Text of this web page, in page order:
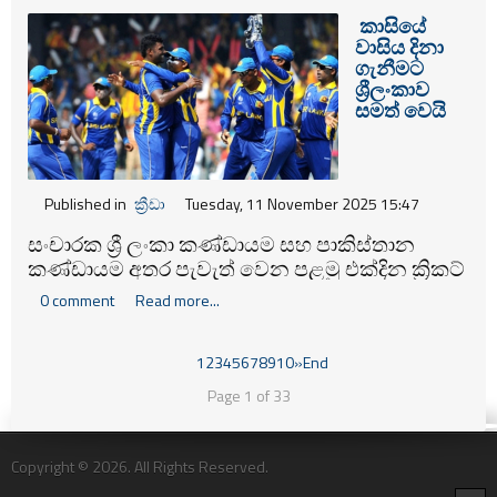
පැවැත්වීමට නියමිත බව වාර්තා වේ. කාසියේ
වාසිය දිනා
ගැනීමට
ශ්‍රීලංකාව
සමත් වෙයි
Published in ක්‍රීඩා Tuesday, 11 November 2025 15:47
සංචාරක ශ්‍රී ලංකා කණ්ඩායම සහ පාකිස්තාන
කණ්ඩායම අතර පැවැත් වෙන පළමු එක්දින ක්‍රිකට්
තරගයේ කාසියේ වාසිය දිනාගැනීමට ශ්‍රී ලංකා
0 comment Read more...
12345678910»End
Page 1 of 33
Copyright © 2026. All Rights Reserved.